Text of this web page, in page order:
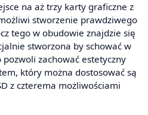
na aż trzy karty graficzne z
stworzenie prawdziwego
tego w obudowie znajdzie się
stworzona by schować w
zachować estetyczny
który można dostosować są
z czterema możliwościami